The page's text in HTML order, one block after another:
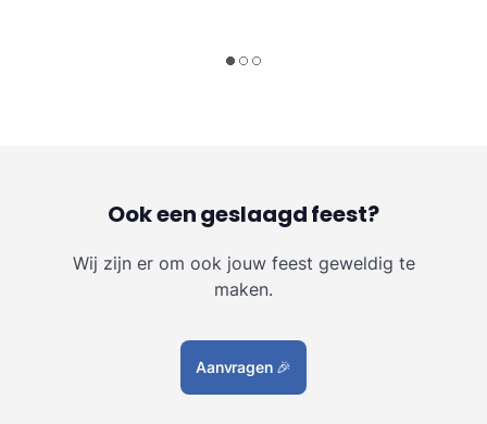
Ook een geslaagd feest?
Wij zijn er om ook jouw feest geweldig te
maken.
Aanvragen 🎉